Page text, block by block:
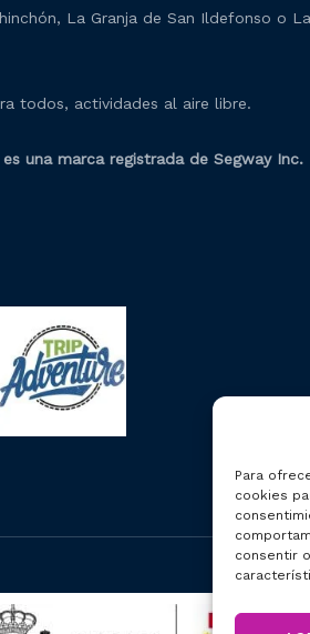
Para
cookies
consentir
La Granja de San Ildefonso o La
todos, actividades al aire libre.
una marca registrada de Segway Inc.